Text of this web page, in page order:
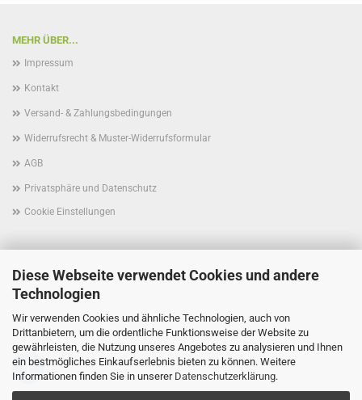
Diese Webseite verwendet Cookies und andere
Technologien
Wir verwenden Cookies und ähnliche Technologien, auch von
Drittanbietern, um die ordentliche Funktionsweise der Website zu
gewährleisten, die Nutzung unseres Angebotes zu analysieren und Ihnen
ein bestmögliches Einkaufserlebnis bieten zu können. Weitere
Informationen finden Sie in unserer Datenschutzerklärung.
MEHR ÜBER...
Impressum
Kontakt
Versand- & Zahlungsbedingungen
Widerrufsrecht & Muster-Widerrufsformular
AGB
Privatsphäre und Datenschutz
Cookie Einstellungen
Folgen Sie uns schon auf Facebook?